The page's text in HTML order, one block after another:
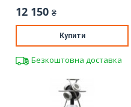
12 150 ₴
Купити
Безкоштовна доставка